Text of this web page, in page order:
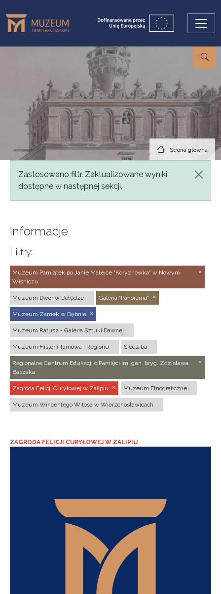
Strona główna
Komunikat
Zastosowano filtr. Zaktualizowane wyniki
dostępne w następnej sekcji.
Informacje
Filtry:
Muzeum Pamiątek po Janie Matejce "Koryznówka" w Nowym
Wiśniczu
Muzeum Dwór w Dołędze Galeria "Panorama"
Muzeum Zamek w Dębnie
Muzeum Ratusz - Galeria Sztuki Dawnej
Muzeum Historii Tarnowa i Regionu Siedziba
Regionalne Centrum Edukacji o Pamięci im. gen. bryg. Zdzisława
Baszaka
Zagroda Felicji Curyłowej w Zalipiu Muzeum Etnograficzne
Muzeum Wincentego Witosa w Wierzchosławicach
ZAGRODA FELICJI CURYŁOWEJ W ZALIPIU